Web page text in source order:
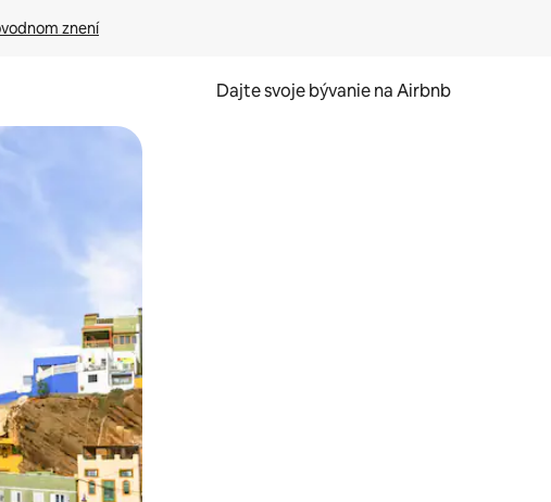
znení
Dajte svoje bývanie na Airbnb
preskúmať pomocou dotykových gest či potiahnutia prstom.